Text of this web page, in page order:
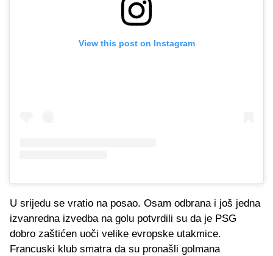
View this post on Instagram
U srijedu se vratio na posao. Osam odbrana i još jedna
izvanredna izvedba na golu potvrdili su da je PSG
dobro zaštićen uoči velike evropske utakmice.
Francuski klub smatra da su pronašli golmana